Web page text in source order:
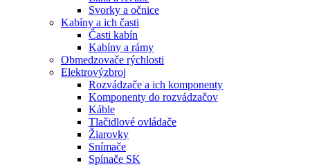
Svorky a očnice
Kabíny a ich časti
Časti kabín
Kabíny a rámy
Obmedzovače rýchlosti
Elektrovýzbroj
Rozvádzače a ich komponenty
Komponenty do rozvádzačov
Káble
Tlačidlové ovládače
Žiarovky
Snímače
Spínače SK